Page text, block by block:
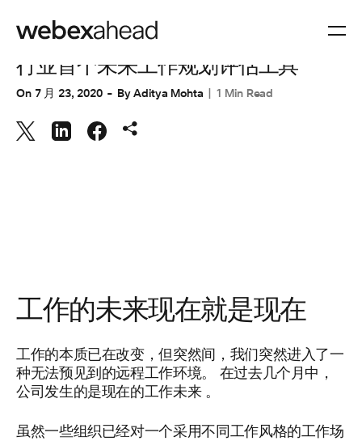
协作
行业首个未来工作规划评估工具
On 7 月 23, 2020 ByAditya Mohta 1 Min Read
工作的未来现在就是现在
工作的本质已在改变，但突然间，我们突然进入了一
种无法预见到的远程工作环境。 在过去几个月中，
公司发生的是现在的工作未来 。
虽然一些组织已经对一个采用不同工作风格的工作场